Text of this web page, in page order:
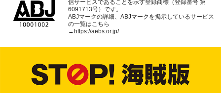
信サービスであることを示す登録商標（登録番号 第
6091713号）です。
ABJマークの詳細、ABJマークを掲示しているサービス
の一覧はこちら
→ https://aebs.or.jp/